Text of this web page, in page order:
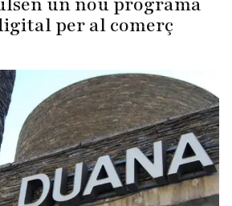
per al comerç